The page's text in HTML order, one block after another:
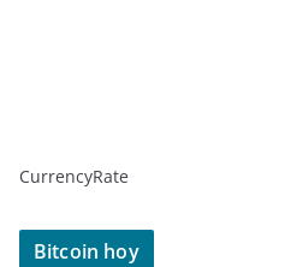
CurrencyRate
Bitcoin hoy